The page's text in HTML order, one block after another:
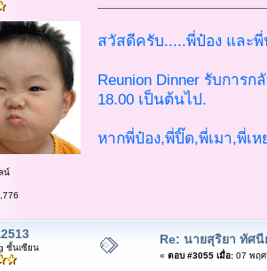
น์
สวัสดีครับ.....พี่ป๋อง และ
Reunion Dinner รับการ
18.00 เป็นต้นไป.
หากพี่ป๋อง,พี่ปิ๊ด,พี่เมา,พี่เ
ชั้นเซียน
Re: นายสุริยา ทัศ
« ตอบ #3055 เมื่อ:07 พฤศ